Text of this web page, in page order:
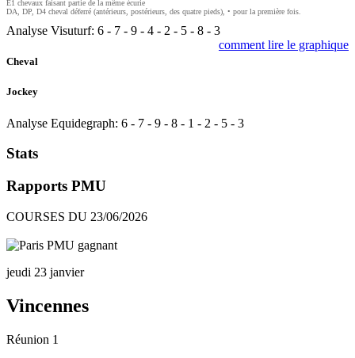
E1 chevaux faisant partie de la même écurie
DA, DP, D4 cheval déferré (antérieurs, postérieurs, des quatre pieds), • pour la première fois.
Analyse Visuturf: 6 - 7 - 9 - 4 - 2 - 5 - 8 - 3
comment lire le graphique
Cheval
Jockey
Analyse Equidegraph: 6 - 7 - 9 - 8 - 1 - 2 - 5 - 3
Stats
Rapports PMU
COURSES DU 23/06/2026
jeudi 23 janvier
Vincennes
Réunion 1